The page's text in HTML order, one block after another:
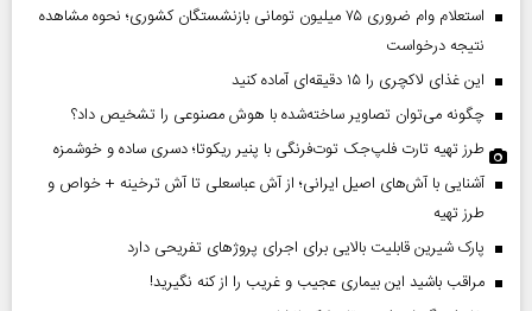
استعلام وام ضروری ۷۵ میلیون تومانی بازنشستگان کشوری؛ نحوه مشاهده
نتیجه درخواست
این غذای لاکچری را ۱۵ دقیقه‌ای آماده کنید
چگونه می‌توان تصاویر ساخته‌شده با هوش مصنوعی را تشخیص داد؟
طرز تهیه تارت فلپ‌جک توت‌فرنگی با پنیر ریکوتا؛ دسری ساده و خوشمزه
آشنایی با آش‌های اصیل ایرانی؛ از آش عباسعلی تا آش ترخینه + خواص و
طرز تهیه
پارک شیرین قابلیت‌ بالایی برای اجرای پروژهای تفریحی دارد
مراقب باشید این بیماری عجیب و غریب را از کنه نگیرید!